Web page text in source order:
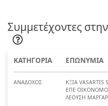
Συμμετέχοντες
ΚΑΤΗΓΟΡΙΑ ΕΠΩΝΥΜΙΑ
ΑΝΑΔΟΧΟΣ
ΚΞΙΑ VASARTIS
ΕΠΕ
ΛΕΟΥΣΗ